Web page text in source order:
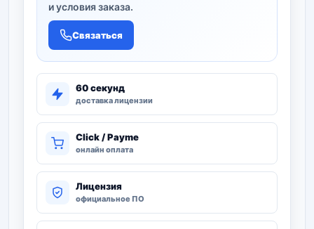
и условия заказа.
Связаться
60 секунд
доставка лицензии
Click / Payme
онлайн оплата
Лицензия
официальное ПО